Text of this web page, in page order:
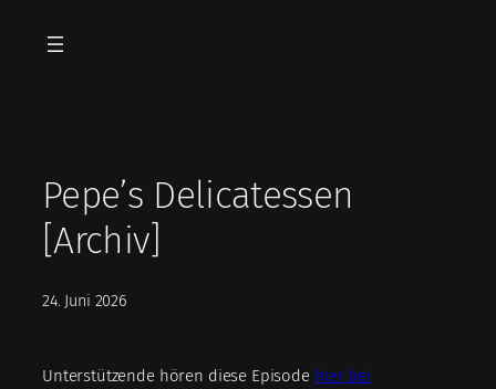
Inhalt
Pepe’s Delicatessen
[Archiv]
24. Juni 2026
Unterstützende hören diese Episode hier bei